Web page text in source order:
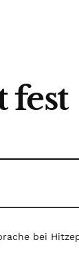
fest
bei